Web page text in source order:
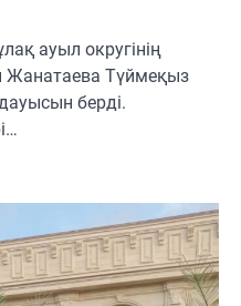
ауыл округінің
Жанатаева Түймеқыз
берді.